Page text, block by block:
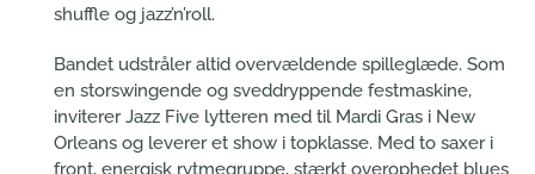
shuffle og jazz’n’roll.
Bandet udstråler altid overvældende spilleglæde. Som
en storswingende og sveddryppende festmaskine,
inviterer Jazz Five lytteren med til Mardi Gras i New
Orleans og leverer et show i topklasse. Med to saxer i
front, energisk rytmegruppe, stærkt overophedet blues